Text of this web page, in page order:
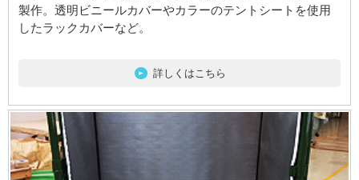
製作。透明ビニールカバーやカラーのテントシートを使用
したラックカバーなど。
詳しくはこちら